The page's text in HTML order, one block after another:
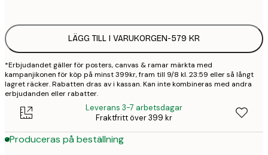
LÄGG TILL I VARUKORGEN-579 KR
*Erbjudandet gäller för posters, canvas & ramar märkta med
kampanjikonen för köp på minst 399kr, fram till 9/8 kl. 23:59 eller så långt
lagret räcker. Rabatten dras av i kassan. Kan inte kombineras med andra
erbjudanden eller rabatter.
Leverans 3-7 arbetsdagar
Fraktfritt över 399 kr
Produceras på beställning